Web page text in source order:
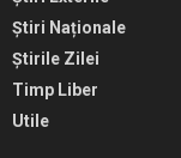
Știri Naționale
Știrile Zilei
Timp Liber
Utile